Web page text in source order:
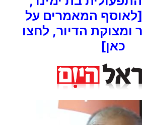
[לאוסף המאמרים על
ומצוקת הדיור, לחצו
כאן]